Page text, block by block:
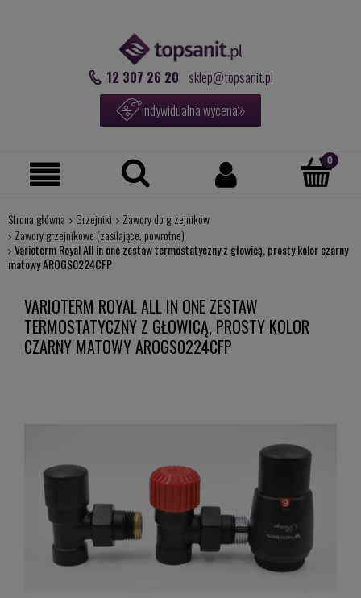
12 307 26 20 sklep@topsanit.pl
indywidualna wycena
Strona główna Grzejniki
Zawory do grzejników
Zawory grzejnikowe (zasilające, powrotne)
Varioterm Royal All in one zestaw termostatyczny z głowicą, prosty kolor czarny
matowy AROGS0224CFP
VARIOTERM ROYAL ALL IN ONE ZESTAW
TERMOSTATYCZNY Z GŁOWICĄ, PROSTY KOLOR
CZARNY MATOWY AROGS0224CFP